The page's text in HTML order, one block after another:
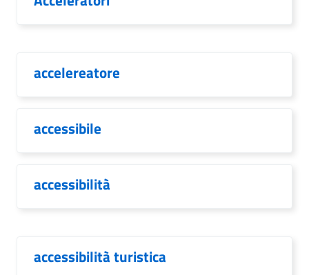
accelereatore
accessibile
accessibilità
accessibilità turistica